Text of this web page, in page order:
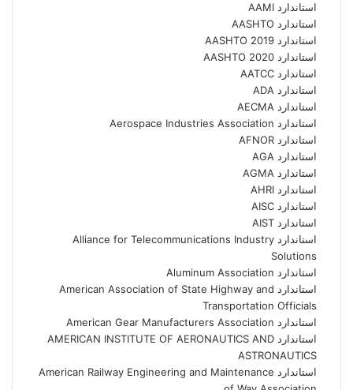
استاندارد AAMI
استاندارد AASHTO
استاندارد AASHTO 2019
استاندارد AASHTO 2020
استاندارد AATCC
استاندارد ADA
استاندارد AECMA
استاندارد Aerospace Industries Association
استاندارد AFNOR
استاندارد AGA
استاندارد AGMA
استاندارد AHRI
استاندارد AISC
استاندارد AIST
استاندارد Alliance for Telecommunications Industry
Solutions
استاندارد Aluminum Association
استاندارد American Association of State Highway and
Transportation Officials
استاندارد American Gear Manufacturers Association
استاندارد AMERICAN INSTITUTE OF AERONAUTICS AND
ASTRONAUTICS
استاندارد American Railway Engineering and Maintenance